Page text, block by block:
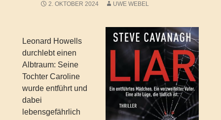
2. OKTOBER 2024 UWE WEBEL
Leonard Howells
durchlebt einen
Albtraum: Seine
Tochter Caroline
wurde entführt und
dabei
lebensgefährlich